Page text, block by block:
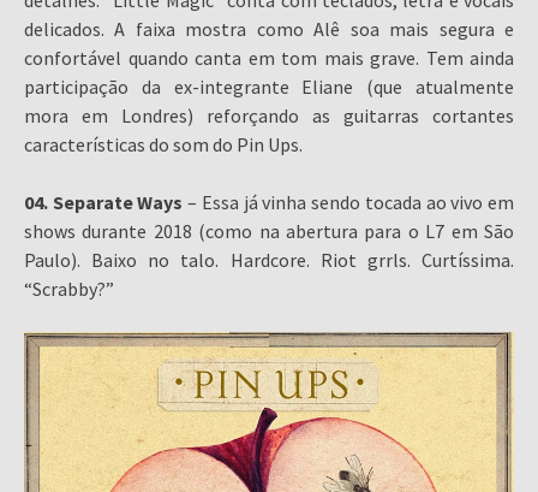
delicados. A faixa mostra como Alê soa mais segura e
confortável quando canta em tom mais grave. Tem ainda
participação da ex-integrante Eliane (que atualmente
mora em Londres) reforçando as guitarras cortantes
características do som do Pin Ups.
04. Separate Ways – Essa já vinha sendo tocada ao vivo em
shows durante 2018 (como na abertura para o L7 em São
Paulo). Baixo no talo. Hardcore. Riot grrls. Curtíssima.
“Scrabby?”